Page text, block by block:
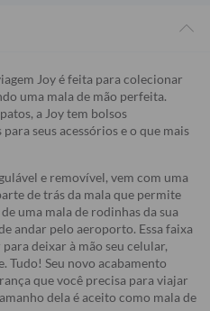
Joy é feita para colecionar
uma mala de mão perfeita.
a Joy tem bolsos
seus acessórios e o que mais
e removível, vem com uma
de trás da mala que permite
uma mala de rodinhas da sua
andar pelo aeroporto. Essa faixa
deixar à mão seu celular,
Tudo! Seu novo acabamento
que você precisa para viajar
dela é aceito como mala de